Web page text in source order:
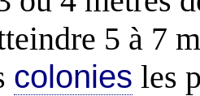
5 à 7
colonies les